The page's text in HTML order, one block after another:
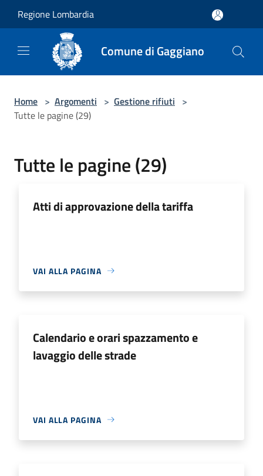
Regione Lombardia
Comune di Gaggiano
Home > Argomenti > Gestione rifiuti >
Tutte le pagine (29)
Tutte le pagine (29)
Atti di approvazione della tariffa
VAI ALLA PAGINA
Calendario e orari spazzamento e
lavaggio delle strade
VAI ALLA PAGINA